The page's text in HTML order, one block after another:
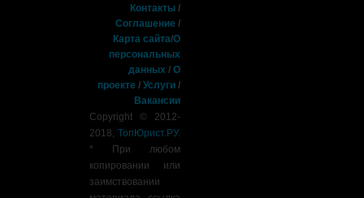
Контакты /
Соглашение /
Карта сайта/О
персональных
данных /О
проекте /Услуги /
Вакансии
Copyright © 2012-
2018,ТопЮрист.РУ.
* При любом
копировании или
заимствовании